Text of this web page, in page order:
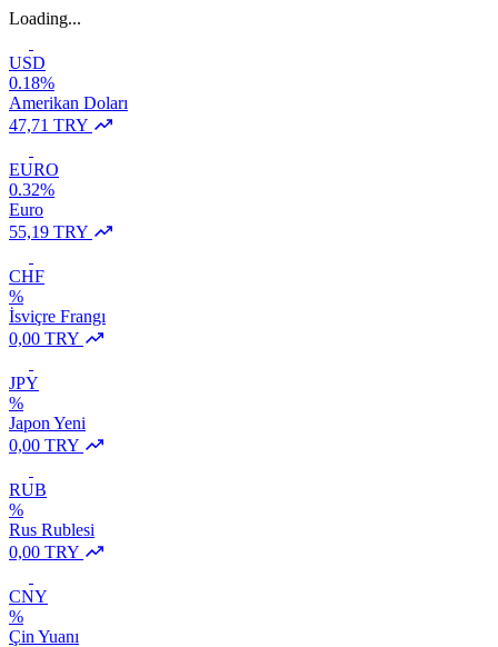
Loading...
USD
0.18%
Amerikan Doları
47,71 TRY
EURO
0.32%
Euro
55,19 TRY
CHF
%
İsviçre Frangı
0,00 TRY
JPY
%
Japon Yeni
0,00 TRY
RUB
%
Rus Rublesi
0,00 TRY
CNY
%
Çin Yuanı